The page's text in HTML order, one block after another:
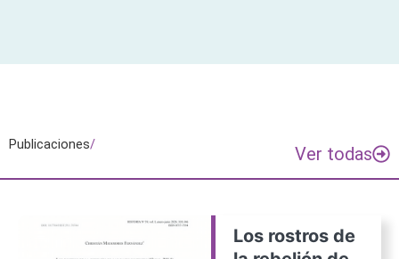
Publicaciones/ Ver todas
Los rostros de